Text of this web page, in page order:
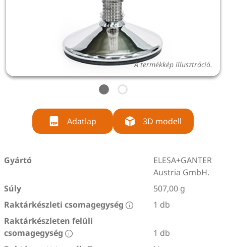
A termékkép illusztráció.
Adatlap 3D modell
Gyártó
ELESA+GANTER
Austria GmbH.
Súly
507,00 g
Raktárkészleti csomagegység
1 db
Raktárkészleten felüli
csomagegység
1 db